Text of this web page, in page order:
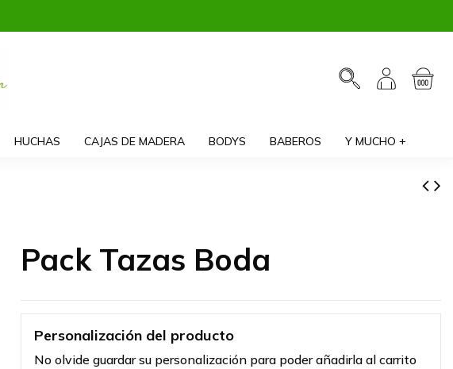
HUCHAS CAJAS DE MADERA BODYS BABEROS Y MUCHO +
Pack Tazas Boda
Personalización del producto
No olvide guardar su personalización para poder añadirla al carrito